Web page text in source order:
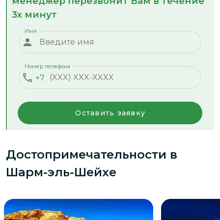
3х минут
Имя
+7
Номер телефона
Оставить заявку
Достопримечательности в
Шарм-эль-Шейхе